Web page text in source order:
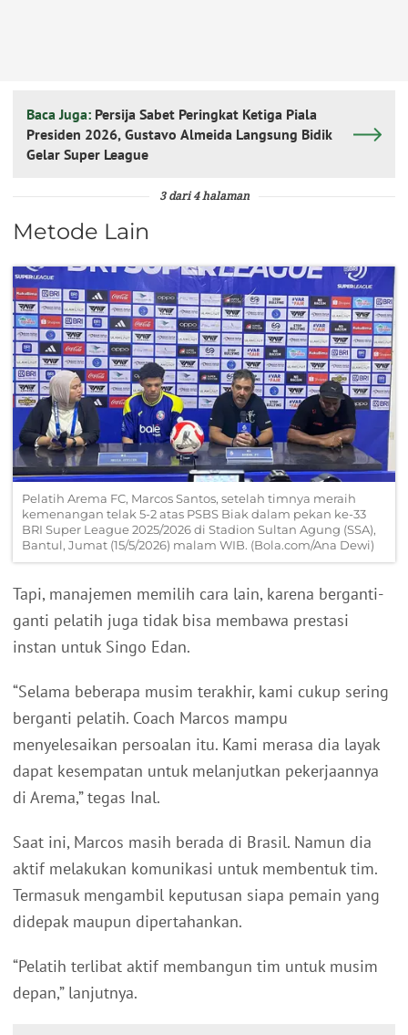
Baca Juga: Persija Sabet Peringkat Ketiga Piala
Presiden 2026, Gustavo Almeida Langsung Bidik
Gelar Super League
3 dari 4 halaman
Metode Lain
Pelatih Arema FC, Marcos Santos, setelah timnya meraih
kemenangan telak 5-2 atas PSBS Biak dalam pekan ke-33
BRI Super League 2025/2026 di Stadion Sultan Agung (SSA),
Bantul, Jumat (15/5/2026) malam WIB. (Bola.com/Ana Dewi)
Tapi, manajemen memilih cara lain, karena berganti-
ganti pelatih juga tidak bisa membawa prestasi
instan untuk Singo Edan.
“Selama beberapa musim terakhir, kami cukup sering
berganti pelatih. Coach Marcos mampu
menyelesaikan persoalan itu. Kami merasa dia layak
dapat kesempatan untuk melanjutkan pekerjaannya
di Arema,” tegas Inal.
Saat ini, Marcos masih berada di Brasil. Namun dia
aktif melakukan komunikasi untuk membentuk tim.
Termasuk mengambil keputusan siapa pemain yang
didepak maupun dipertahankan.
“Pelatih terlibat aktif membangun tim untuk musim
depan,” lanjutnya.